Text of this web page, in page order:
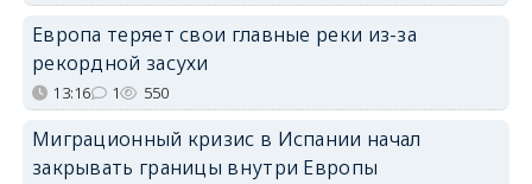
Европа теряет свои главные реки из-за
рекордной засухи
13:16 1 550
Миграционный кризис в Испании начал
закрывать границы внутри Европы